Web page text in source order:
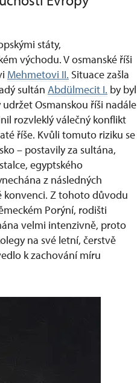
státy,
východu. V osmanské říši
Mehmetovi II. Situace zašla
sultán Abdülmecit I. by byl
Osmanskou říši nadále
rozvleklý válečný konflikt
říše. Kvůli tomuto riziku se
– postavily za sultána,
egyptského
z následných
konvenci. Z tohoto důvodu
Porýní, rodišti
velmi intenzivně, proto
na své letní, čerstvě
k zachování míru